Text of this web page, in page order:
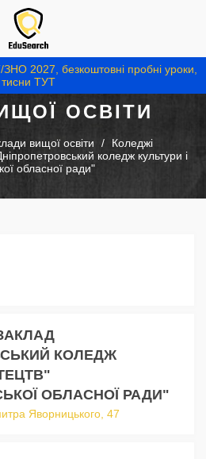
2027, безкоштовні пробні уроки,
тисни ТУТ
ОСВІТИ
вищої освіти
Коледжі
коледж культури і
обласної ради"
КОЛЕДЖ
ОБЛАСНОЇ РАДИ"
Яворницького, 47